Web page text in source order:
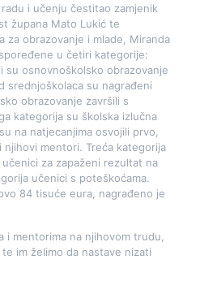
i učenju čestitao zamjenik
župana Mato Lukić te
za obrazovanje i mlade, Miranda
u četiri kategorije:
su osnovnoškolsko obrazovanje
srednjoškolaca su nagrađeni
obrazovanje završili s
kategorija su školska izlučna
na natjecanjima osvojili prvo,
mentori. Treća kategorija
za zapaženi rezultat na
učenici s poteškoćama.
84 tisuće eura, nagrađeno je
i mentorima na njihovom trudu,
im želimo da nastave nizati